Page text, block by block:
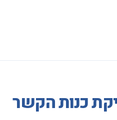
כנות הקשר